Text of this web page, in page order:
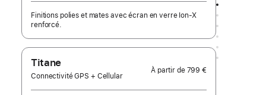
Finitions polies et mates avec écran en verre Ion‑X
renforcé.
Titane
Connectivité GPS + Cellular
À partir de 799 €